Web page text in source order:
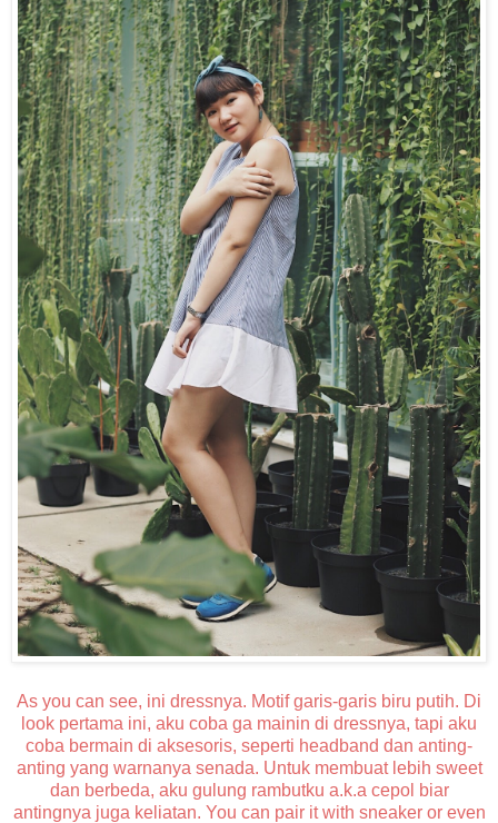
As you can see, ini dressnya. Motif garis-garis biru putih. Di
look pertama ini, aku coba ga mainin di dressnya, tapi aku
coba bermain di aksesoris, seperti headband dan anting-
anting yang warnanya senada. Untuk membuat lebih sweet
dan berbeda, aku gulung rambutku a.k.a cepol biar
antingnya juga keliatan. You can pair it with sneaker or even